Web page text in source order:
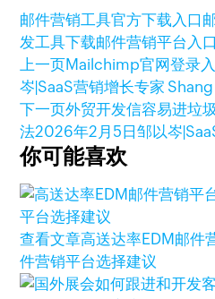
邮件营销工具官方下载入口
发工具下载邮件营销平台入口
上一页Mailchimp官网登录
岑|SaaS营销增长专家 Shang
下一页外贸开发信容易进垃
法2026年2月5日邹以岑
你可能喜欢
查看文章高送达率EDM邮件
件营销平台选择建议